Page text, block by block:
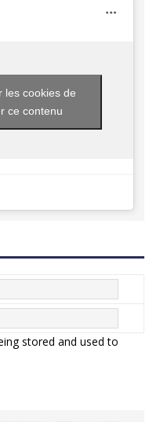
les cookies de
ce contenu
stored and used to